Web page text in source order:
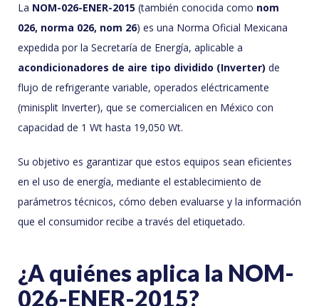
La NOM-026-ENER-2015 (también conocida como nom
026, norma 026, nom 26) es una Norma Oficial Mexicana
expedida por la Secretaría de Energía, aplicable a
acondicionadores de aire tipo dividido (Inverter) de
flujo de refrigerante variable, operados eléctricamente
(minisplit Inverter), que se comercialicen en México con
capacidad de 1 Wt hasta 19,050 Wt.
Su objetivo es garantizar que estos equipos sean eficientes
en el uso de energía, mediante el establecimiento de
parámetros técnicos, cómo deben evaluarse y la información
que el consumidor recibe a través del etiquetado.
¿A quiénes aplica la NOM-
026-ENER-2015?